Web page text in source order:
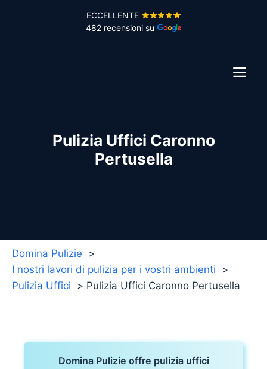
ECCELLENTE
482 recensioni su
Pulizia Uffici Caronno
Pertusella
Domina Pulizie
I nostri lavori di pulizia per i vostri ambienti
Pulizia Uffici
Pulizia Uffici Caronno Pertusella
Domina Pulizie offre pulizia uffici